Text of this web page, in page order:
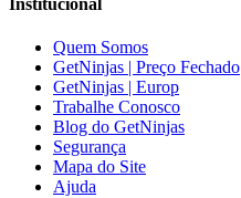
Institucional
Quem Somos
GetNinjas | Preço Fechado
GetNinjas | Europ
Trabalhe Conosco
Blog do GetNinjas
Segurança
Mapa do Site
Ajuda